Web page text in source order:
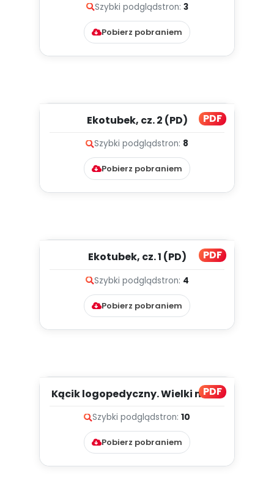
Szybki podglądstron: 3
Pobierz pobraniem
PDF
Ekotubek, cz. 2 (PD)
Szybki podglądstron: 8
Pobierz pobraniem
PDF
Ekotubek, cz. 1 (PD)
Szybki podglądstron: 4
Pobierz pobraniem
PDF
Kącik logopedyczny. Wielki mecz
Szybki podglądstron: 10
Pobierz pobraniem